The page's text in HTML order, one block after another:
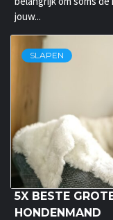
jouw...
SLAPEN
5X BESTE
HONDENMAND